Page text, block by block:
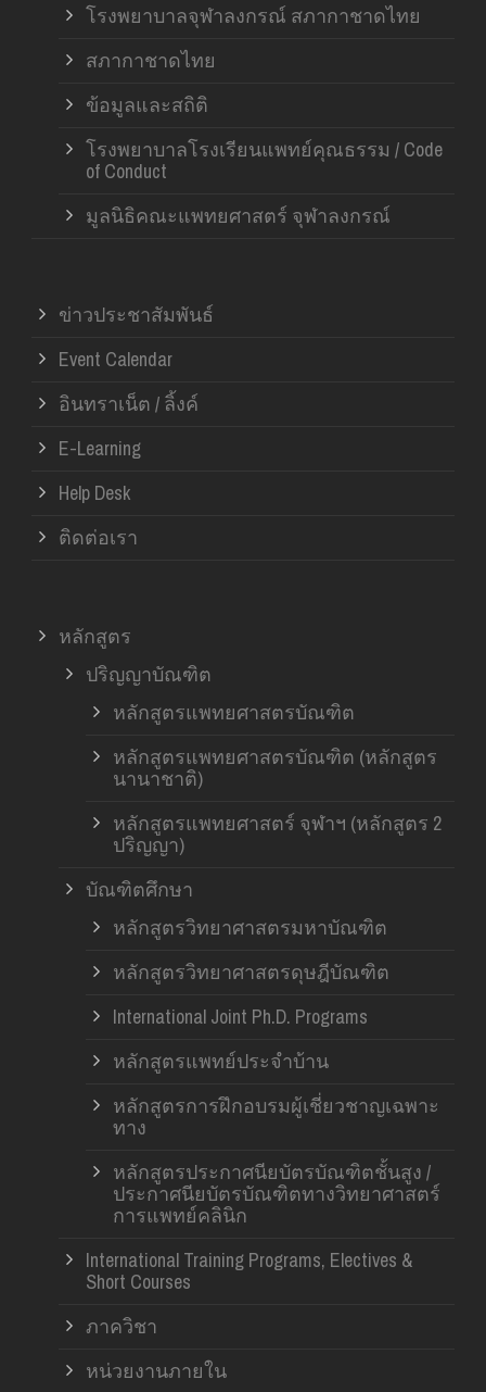
โรงพยาบาลจุฬาลงกรณ์ สภากาชาดไทย
สภากาชาดไทย
ข้อมูลและสถิติ
โรงพยาบาลโรงเรียนแพทย์คุณธรรม / Code
of Conduct
มูลนิธิคณะแพทยศาสตร์ จุฬาลงกรณ์
ข่าวประชาสัมพันธ์
Event Calendar
อินทราเน็ต / ลิ้งค์
E-Learning
Help Desk
ติดต่อเรา
หลักสูตร
ปริญญาบัณฑิต
หลักสูตรแพทยศาสตรบัณฑิต
หลักสูตรแพทยศาสตรบัณฑิต (หลักสูตร
นานาชาติ)
หลักสูตรแพทยศาสตร์ จุฬาฯ (หลักสูตร 2
ปริญญา)
บัณฑิตศึกษา
หลักสูตรวิทยาศาสตรมหาบัณฑิต
หลักสูตรวิทยาศาสตรดุษฎีบัณฑิต
International Joint Ph.D. Programs
หลักสูตรแพทย์ประจำบ้าน
หลักสูตรการฝึกอบรมผู้เชี่ยวชาญเฉพาะ
ทาง
หลักสูตรประกาศนียบัตรบัณฑิตชั้นสูง /
ประกาศนียบัตรบัณฑิตทางวิทยาศาสตร์
การแพทย์คลินิก
International Training Programs, Electives &
Short Courses
ภาควิชา
หน่วยงานภายใน